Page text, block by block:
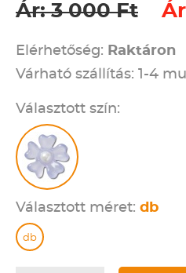
Ár: 3 000 Ft
Elérhetőség: Raktáron
Várható szállítás: 1-4
Választott szín:
Választott méret: db
db